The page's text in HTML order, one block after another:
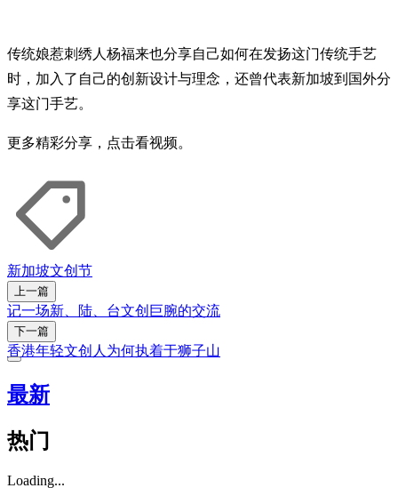
传统娘惹刺绣人杨福来也分享自己如何在发扬这门传统手艺
时，加入了自己的创新设计与理念，还曾代表新加坡到国外分
享这门手艺。
更多精彩分享，点击看视频。
新加坡文创节
上一篇
记一场新、陆、台文创巨腕的交流
下一篇
香港年轻文创人为何执着于狮子山
最新
热门
Loading...